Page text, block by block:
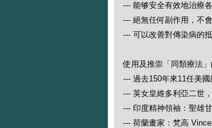
--- 能够安全有效地治療
--- 絕無任何副作用，不
--- 可以改善對傳染病的
使用及推崇「同類療法」
--- 過去150年來11任美
--- 英女皇維多利亞二世
--- 印度精神領袖：聖雄
--- 荷蘭畫家：梵高